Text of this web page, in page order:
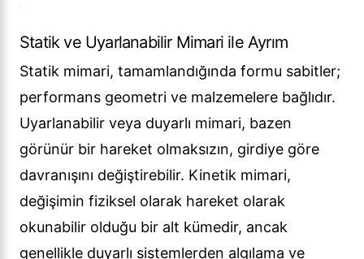
Statik ve Uyarlanabilir Mimari ile Ayrım
Statik mimari, tamamlandığında formu sabitler;
performans geometri ve malzemelere bağlıdır.
Uyarlanabilir veya duyarlı mimari, bazen
görünür bir hareket olmaksızın, girdiye göre
davranışını değiştirebilir. Kinetik mimari,
değişimin fiziksel olarak hareket olarak
okunabilir olduğu bir alt kümedir, ancak
genellikle duyarlı sistemlerden algılama ve